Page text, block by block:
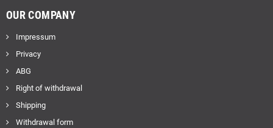
OUR COMPANY
Impressum
Privacy
ABG
Right of withdrawal
Shipping
Withdrawal form